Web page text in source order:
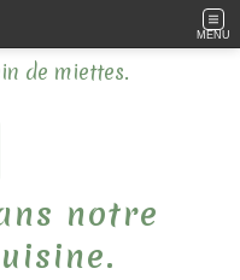
MENU
notre